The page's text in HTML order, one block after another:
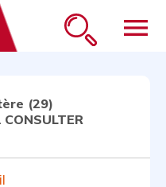
menu
(29)